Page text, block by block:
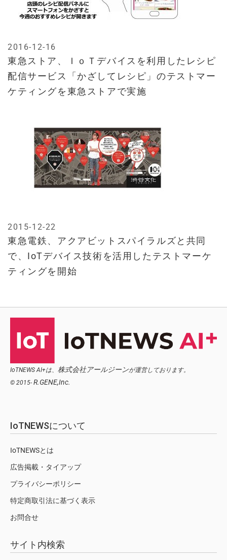
東急ストア、ＩｏＴデバイスを利用したレシピ
配信サービス「かざしてレシピ」のテストマー
ケティングを東急ストアで実施
2016-12-16
東急電鉄、アクアビットスパイラルズと共同
で、IoTデバイス技術を活用したテストマーケ
ティングを開始
2015-12-22
IoTNEWS AI+は、 株式会社アールジーンが運営しております。
© 2015- R.GENE,Inc.
IoTNEWSについて
IoTNEWSとは
広告掲載・タイアップ
プライバシーポリシー
特定商取引法に基づく表示
お問合せ
サイト内検索